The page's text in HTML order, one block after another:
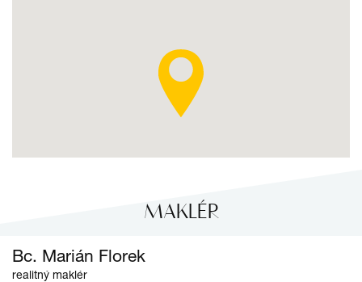
MAKLÉR
Bc. Marián Florek
realitný maklér